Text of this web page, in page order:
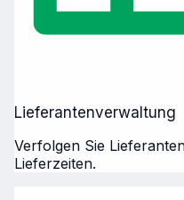
Lieferantenverwaltung
Verfolgen Sie
Lieferzeiten.